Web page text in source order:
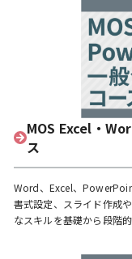
MOS Excel・
ス
Word、Excel、
書式設定、スライド作成
なスキルを基礎から段階